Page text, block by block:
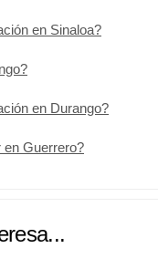
en Sinaloa?
en Durango?
en Guerrero?